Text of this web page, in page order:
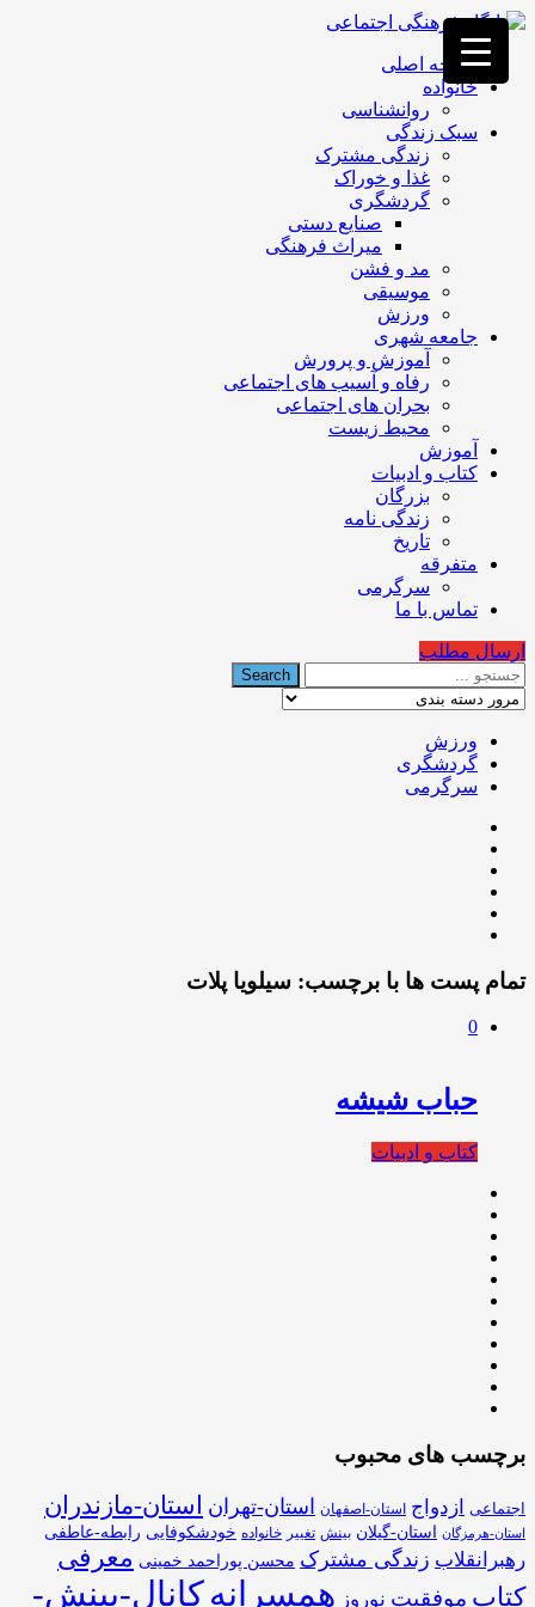
فصد
خون
غرب
تهران
خشکشویی
تصفیه
تهران
صفحه اصلی
خانواده
روانشناسی
سبک زندگی
زندگی مشترک
غذا و خوراک
گردشگری
صنایع دستی
میراث فرهنگی
مد و فشن
موسیقی
ورزش
جامعه شهری
آموزش و پرورش
رفاه و آسیب های اجتماعی
بحران های اجتماعی
محیط زیست
آموزش
کتاب و ادبیات
بزرگان
زندگی نامه
تاریخ
متفرقه
سرگرمی
تماس با ما
ارسال مطلب
ورزش
گردشگری
سرگرمی
تمام پست ها با برچسب: سیلویا پلات
0
حباب شیشه
کتاب و ادبیات
برچسب های محبوب
اجتماعی ازدواج استان-اصفهان استان-تهران استان-مازندران
استان-هرمزگان استان-گیلان بینش تغییر خانواده خودشکوفایی رابطه-عاطفی
رهبرانقلاب زندگی مشترک محسن پوراحمد خمینی معرفی
کتاب موفقیت نوروز همسرانهکانال-بینش-